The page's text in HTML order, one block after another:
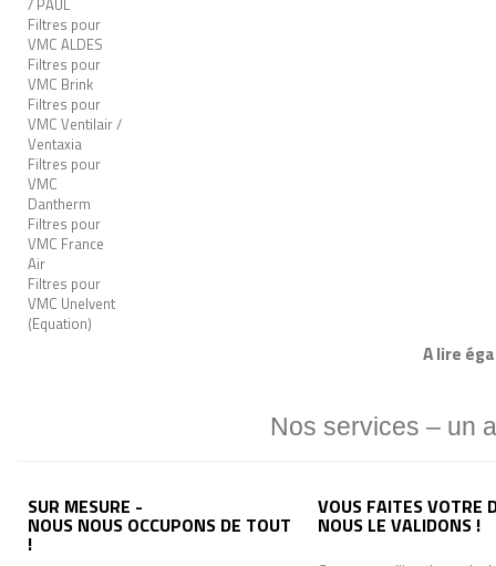
/ PAUL
Filtres pour
VMC ALDES
Filtres pour
VMC Brink
Filtres pour
VMC Ventilair /
Ventaxia
Filtres pour
VMC
Dantherm
Filtres pour
VMC France
Air
Filtres pour
VMC Unelvent
(Equation)
A lire
Nos services – un
SUR MESURE -
NOUS NOUS OCCUPONS DE TOUT
!
VOUS FAITES VOTRE
NOUS LE VALIDONS !